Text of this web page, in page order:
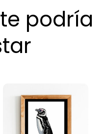
podría